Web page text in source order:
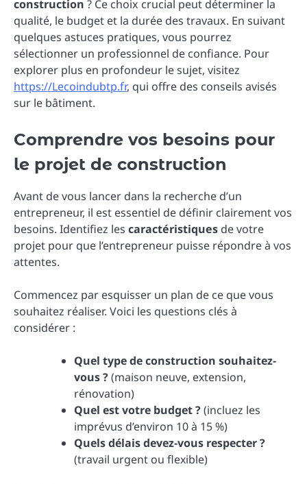
construction ? Ce choix crucial peut déterminer la
qualité, le budget et la durée des travaux. En suivant
quelques astuces pratiques, vous pourrez
sélectionner un professionnel de confiance. Pour
explorer plus en profondeur le sujet, visitez
https://Lecoindubtp.fr, qui offre des conseils avisés
sur le bâtiment.
Comprendre vos besoins pour
le projet de construction
Avant de vous lancer dans la recherche d’un
entrepreneur, il est essentiel de définir clairement vos
besoins. Identifiez les caractéristiques de votre
projet pour que l’entrepreneur puisse répondre à vos
attentes.
Commencez par esquisser un plan de ce que vous
souhaitez réaliser. Voici les questions clés à
considérer :
Quel type de construction souhaitez-
vous ?(maison neuve, extension,
rénovation)
Quel est votre budget ?(incluez les
imprévus d’environ 10 à 15 %)
Quels délais devez-vous respecter ?
(travail urgent ou flexible)